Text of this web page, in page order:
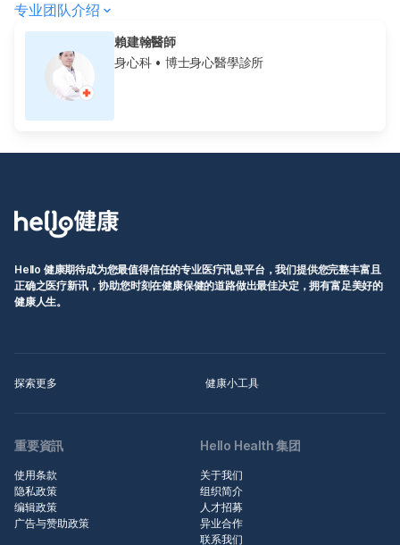
专业团队介绍
賴建翰醫師
身心科• 博士身心醫學診所
Hello 健康期待成为您最值得信任的专业医疗讯息平台，我们提供您完整丰富且
正确之医疗新讯，协助您时刻在健康保健的道路做出最佳决定，拥有富足美好的
健康人生。
探索更多 健康小工具
重要資訊
使用条款
隐私政策
编辑政策
广告与赞助政策
Hello Health 集团
关于我们
组织简介
人才招募
异业合作
联系我们